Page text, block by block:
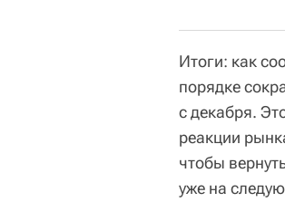
Итоги: как
порядке
с декабря.
реакции
чтобы
уже на